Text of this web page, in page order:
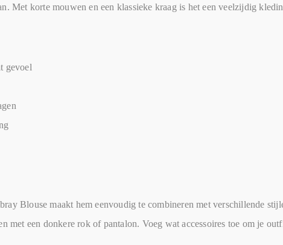
Met korte mouwen en een klassieke kraag is het een veelzijdig
gevoel
Blouse maakt hem eenvoudig te combineren met verschillende
met een donkere rok of pantalon. Voeg wat accessoires toe om je